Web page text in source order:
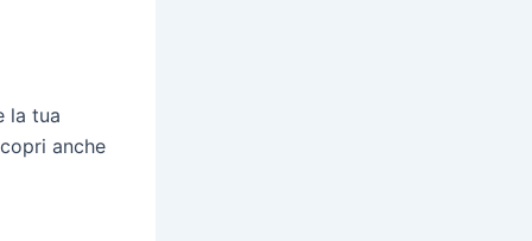
la tua
anche